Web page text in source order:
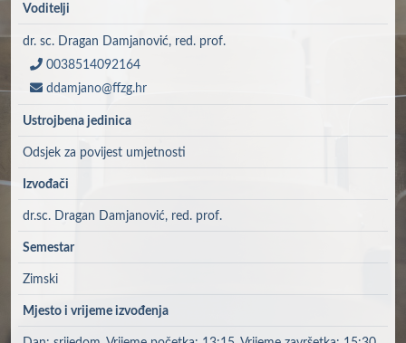
Voditelji
dr. sc. Dragan Damjanović, red. prof.
0038514092164
ddamjano@ffzg.hr
Ustrojbena jedinica
Odsjek za povijest umjetnosti
Izvođači
dr.sc. Dragan Damjanović, red. prof.
Semestar
Zimski
Mjesto i vrijeme izvođenja